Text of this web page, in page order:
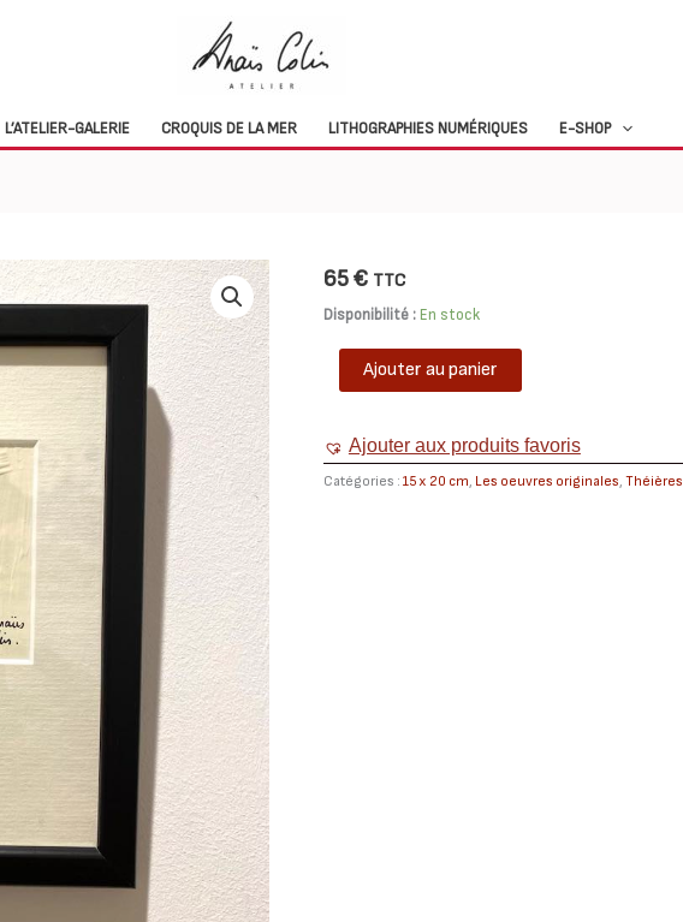
L’ATELIER-GALERIE CROQUIS DE LA MER LITHOGRAPHIES NUMÉRIQUES E-SHOP
65€ TTC
Disponibilité : En stock
quantité
15x20
Ajouter au panier
Ajouter aux produits favoris
Catégories : 15 x 20 cm, Les oeuvres originales, Théières